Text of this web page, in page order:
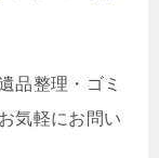
品整理・ゴミ
気軽にお問い